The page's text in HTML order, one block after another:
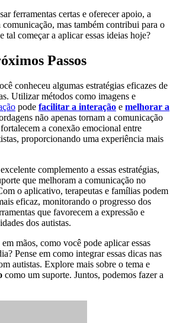
ferramentas certas e oferecer apoio, a
mas também contribui para o
tal começar a aplicar essas ideias hoje?
Passos
conheceu algumas estratégias eficazes de
Utilizar métodos como imagens e
pode facilitar a interação e melhorar a
não apenas tornam a comunicação
a conexão emocional entre
proporcionando uma experiência mais
complemento a essas estratégias,
que melhoram a comunicação no
o aplicativo, terapeutas e famílias podem
eficaz, monitorando o progresso dos
que favorecem a expressão e
dos autistas.
mãos, como você pode aplicar essas
Pense em como integrar essas dicas nas
autistas. Explore mais sobre o tema e
como um suporte. Juntos, podemos fazer a